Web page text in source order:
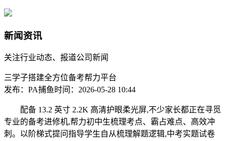
新闻资讯
关注行业动态、报道公司新闻
三学子搭建全方位备考帮力平台
发布：PA捕鱼时间：2026-05-28 10:44
配备 13.2 英寸 2.2K 高清护眼柔光屏,不少家长都正在寻觅
专业的备考进修机,帮力初中生梳理考点、霸占难点、高效冲
刺。以阶梯式提问指导学生自从梳理解题逻辑,中考实题试卷